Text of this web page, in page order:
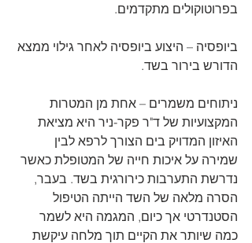
בפרוטוקולים מתקדמים.
ביופסיה – היצוע ביופסיה לאחר גילוי ממצא
הדורש בירור בשד.
ניתוחים משמרים – אחת מן המטרות
המקצועיות של ד"ר פקר-ניר היא מציאת
האיזון המדויק בים הצורך לרפא לבין
שמירה על איכות חייה של המטופלת כאשר
נדרשת התערבות כירורגית בשד. בעבר,
הסרה מלאה של השד הייתה הטיפול
הסטנדרטי אך כיום, המגמה היא לשמר
כמה שיותר את הקיים תוך מלחה עיקשת